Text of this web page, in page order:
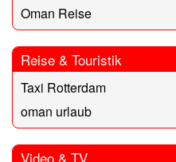
Oman Reise
Reise & Touristik
Taxi Rotterdam
oman urlaub
Video & TV